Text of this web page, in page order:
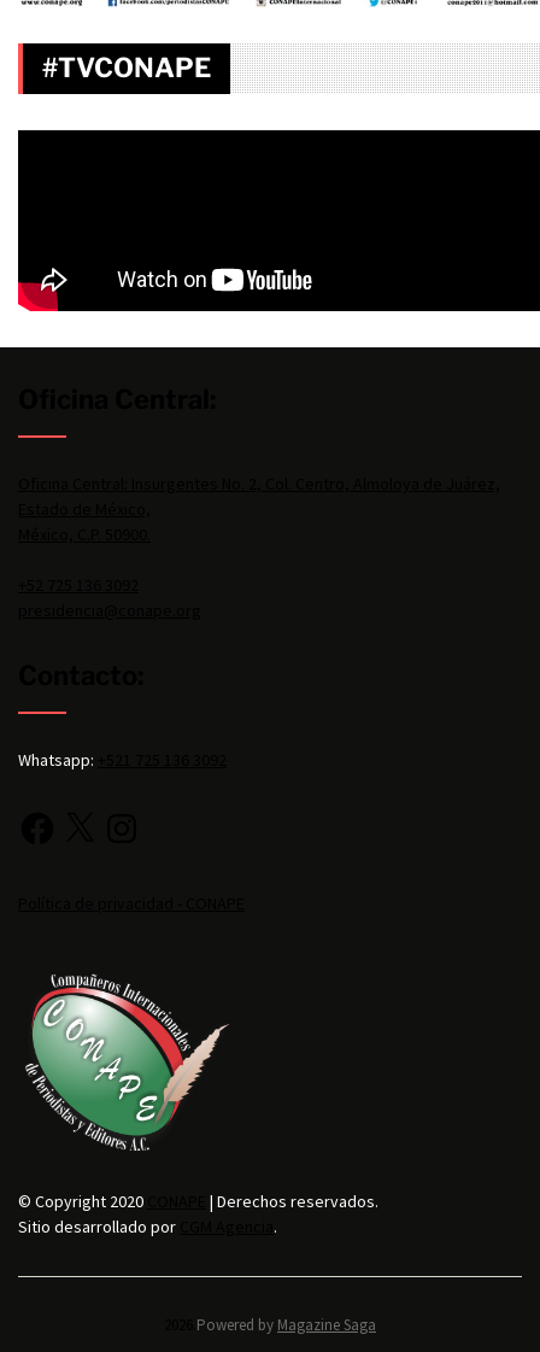
#TVCONAPE
Whatsapp:
© Copyright 2020
| Derechos reservados.
Sitio desarrollado por
.
Powered by Magazine Saga